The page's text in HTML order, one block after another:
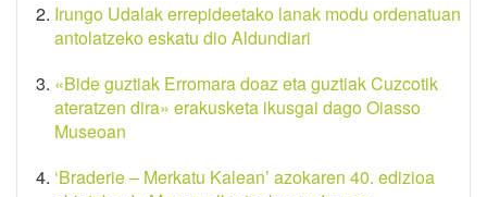
Irungo Udalak errepideetako lanak modu ordenatuan
antolatzeko eskatu dio Aldundiari
«Bide guztiak Erromara doaz eta guztiak Cuzcotik
ateratzen dira» erakusketa ikusgai dago Oiasso
Museoan
‘Braderie – Merkatu Kalean’ azokaren 40. edizioa